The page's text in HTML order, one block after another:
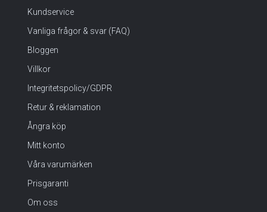
Kundservice
Vanliga frågor & svar (FAQ)
Bloggen
Villkor
Integritetspolicy/GDPR
Retur & reklamation
Ångra köp
Mitt konto
Våra varumärken
Prisgaranti
Om oss